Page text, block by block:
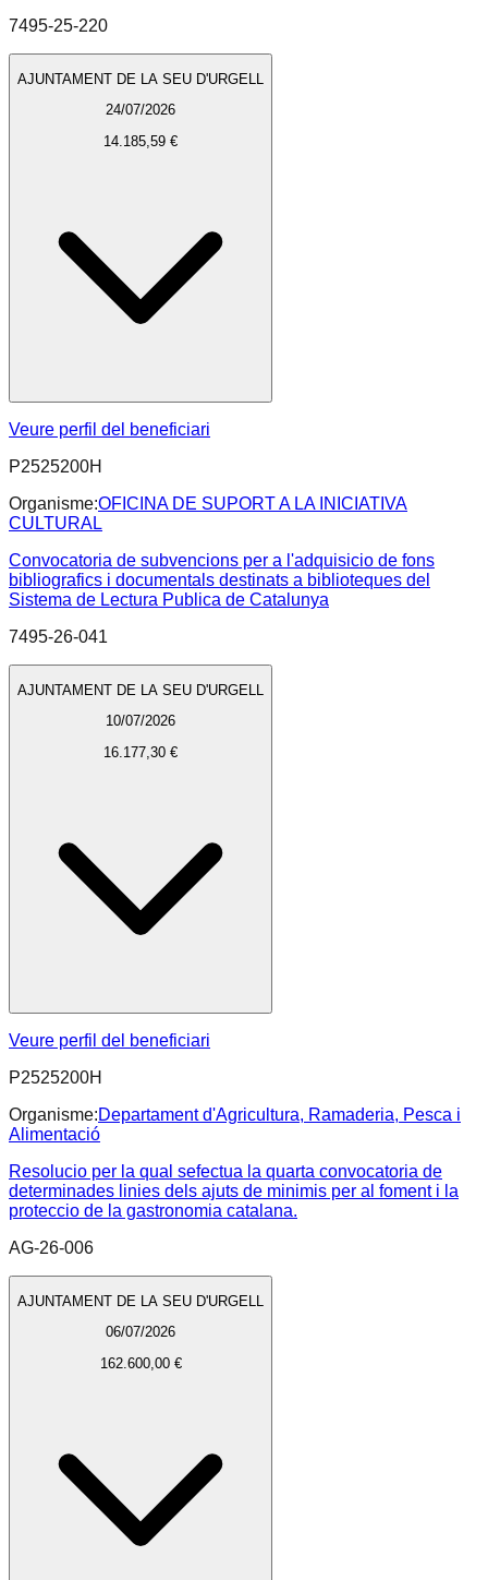
7495-25-220
AJUNTAMENT DE LA SEU D'URGELL
24/07/2026
14.185,59 €
Veure perfil del beneficiari
P2525200H
Organisme:OFICINA DE SUPORT A LA INICIATIVA
CULTURAL
Convocatoria de subvencions per a l'adquisicio de fons
bibliografics i documentals destinats a biblioteques del
Sistema de Lectura Publica de Catalunya
7495-26-041
AJUNTAMENT DE LA SEU D'URGELL
10/07/2026
16.177,30 €
Veure perfil del beneficiari
P2525200H
Organisme:Departament d'Agricultura, Ramaderia, Pesca i
Alimentació
Resolucio per la qual sefectua la quarta convocatoria de
determinades linies dels ajuts de minimis per al foment i la
proteccio de la gastronomia catalana.
AG-26-006
AJUNTAMENT DE LA SEU D'URGELL
06/07/2026
162.600,00 €